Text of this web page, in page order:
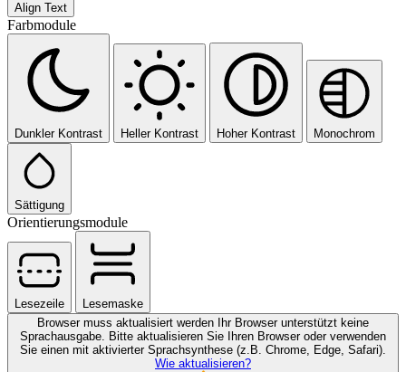
Align Text
Farbmodule
Dunkler Kontrast Heller Kontrast Hoher Kontrast Monochrom
Sättigung
Orientierungsmodule
Lesezeile
Lesemaske
Browser muss aktualisiert werden
Ihr Browser unterstützt keine
Sprachausgabe. Bitte aktualisieren Sie Ihren Browser oder verwenden
Sie einen mit aktivierter Sprachsynthese (z.B. Chrome, Edge, Safari).
Wie aktualisieren?